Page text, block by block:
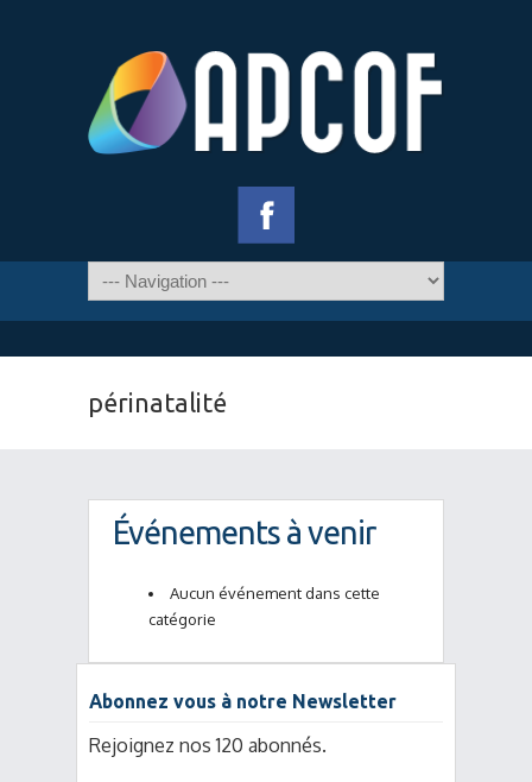
périnatalité
Événements à venir
Aucun événement dans cette
catégorie
Abonnez vous à notre Newsletter
Rejoignez nos 120 abonnés.